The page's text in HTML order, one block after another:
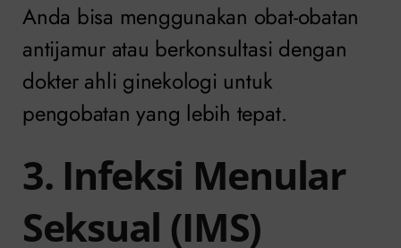
Anda bisa menggunakan obat-obatan
antijamur atau berkonsultasi dengan
dokter ahli ginekologi untuk
pengobatan yang lebih tepat.
3. Infeksi Menular
Seksual (IMS)